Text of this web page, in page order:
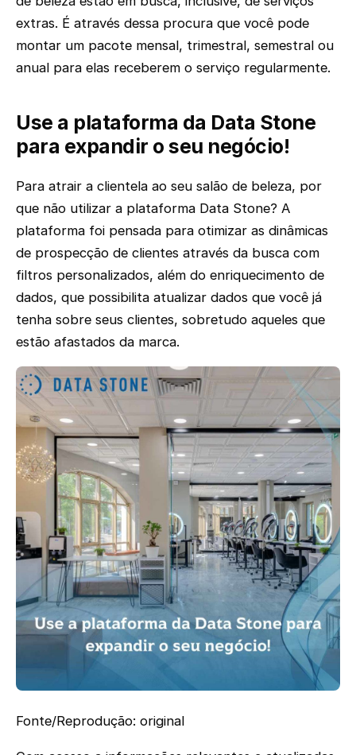
extras. É através dessa procura que você pode
montar um pacote mensal, trimestral, semestral ou
anual para elas receberem o serviço regularmente.
Use a plataforma da Data Stone
para expandir o seu negócio!
Para atrair a clientela ao seu salão de beleza, por
que não utilizar a plataforma Data Stone? A
plataforma foi pensada para otimizar as dinâmicas
de prospecção de clientes através da busca com
filtros personalizados, além do enriquecimento de
dados, que possibilita atualizar dados que você já
tenha sobre seus clientes, sobretudo aqueles que
estão afastados da marca.
Fonte/Reprodução: original